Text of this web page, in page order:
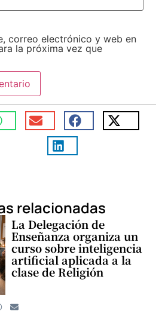
correo electrónico y web en
la próxima vez que
relacionadas
La Delegación de
Enseñanza organiza un
curso sobre inteligencia
artificial aplicada a la
clase de Religión